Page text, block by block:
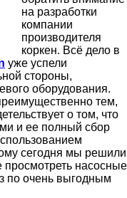
на разработки
компании
производителя
коркен. Всё дело в
уже успели
стороны,
оборудования.
тем,
о том, что
и ее полный сбор
сегодня мы решили
просмотреть насосные
по очень выгодным